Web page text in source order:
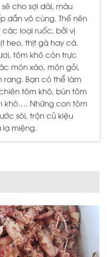
cho sợi dài, màu
dẫn vô cùng. Thế nên
loại ruốc, bởi vị
heo, thịt gà hay cá.
tôm khô còn trực
món xào, món gỏi,
Bạn có thể làm
tôm khô, bún tôm
khô…. Những con tôm
sôi, trộn củ kiệu
miệng.